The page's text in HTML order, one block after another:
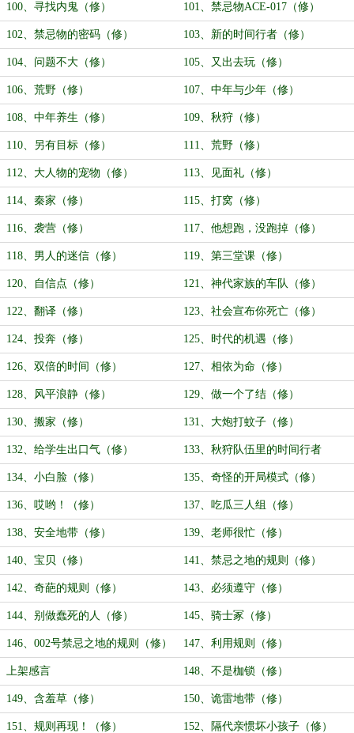
100、寻找内鬼（修） 101、禁忌物ACE-017（修）
102、禁忌物的密码（修） 103、新的时间行者（修）
104、问题不大（修） 105、又出去玩（修）
106、荒野（修） 107、中年与少年（修）
108、中年养生（修） 109、秋狩（修）
110、另有目标（修） 111、荒野（修）
112、大人物的宠物（修） 113、见面礼（修）
114、秦家（修） 115、打窝（修）
116、袭营（修） 117、他想跑，没跑掉（修）
118、男人的迷信（修） 119、第三堂课（修）
120、自信点（修） 121、神代家族的车队（修）
122、翻译（修） 123、社会宣布你死亡（修）
124、投奔（修） 125、时代的机遇（修）
126、双倍的时间（修） 127、相依为命（修）
128、风平浪静（修） 129、做一个了结（修）
130、搬家（修） 131、大炮打蚊子（修）
132、给学生出口气（修） 133、秋狩队伍里的时间行者
（修）
134、小白脸（修） 135、奇怪的开局模式（修）
136、哎哟！（修） 137、吃瓜三人组（修）
138、安全地带（修） 139、老师很忙（修）
140、宝贝（修） 141、禁忌之地的规则（修）
142、奇葩的规则（修） 143、必须遵守（修）
144、别做蠢死的人（修） 145、骑士冢（修）
146、002号禁忌之地的规则（修） 147、利用规则（修）
上架感言 148、不是枷锁（修）
149、含羞草（修） 150、诡雷地带（修）
151、规则再现！（修） 152、隔代亲惯坏小孩子（修）